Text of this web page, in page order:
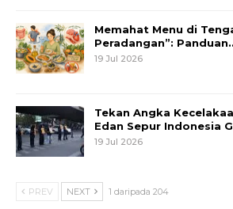
Memahat Menu di
Peradangan”:
19 Jul 2026
Tekan Angka
Edan Sepur Indonesia
19 Jul 2026
PREV NEXT 1 daripada 204